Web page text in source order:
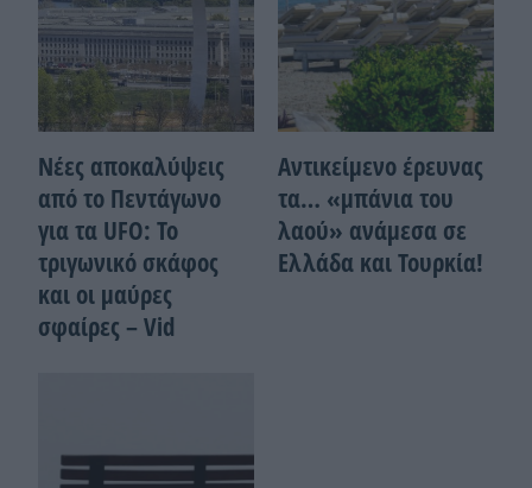
Νέες αποκαλύψεις
από το Πεντάγωνο
για τα UFO: Το
τριγωνικό σκάφος
και οι μαύρες
σφαίρες – Vid
Αντικείμενο έρευνας
τα… «μπάνια του
λαού» ανάμεσα σε
Ελλάδα και Τουρκία!